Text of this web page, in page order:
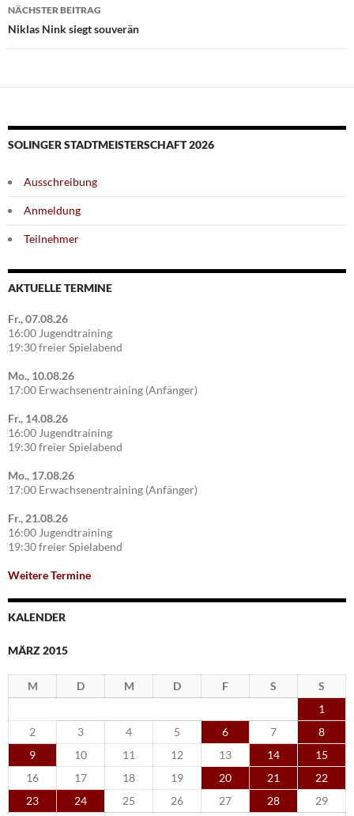
NÄCHSTER BEITRAG
Niklas Nink siegt souverän
SOLINGER STADTMEISTERSCHAFT 2026
Ausschreibung
Anmeldung
Teilnehmer
AKTUELLE TERMINE
Fr., 07.08.26
16:00 Jugendtraining
19:30 freier Spielabend
Mo., 10.08.26
17:00 Erwachsenentraining (Anfänger)
Fr., 14.08.26
16:00 Jugendtraining
19:30 freier Spielabend
Mo., 17.08.26
17:00 Erwachsenentraining (Anfänger)
Fr., 21.08.26
16:00 Jugendtraining
19:30 freier Spielabend
Weitere Termine
KALENDER
MÄRZ 2015
M D M D F S
S
1
2
3 4 5 6 7
8
9
10 11 12 13 14
15
16
17 18 19 20 21
22
23
24 25 26 27 28
29